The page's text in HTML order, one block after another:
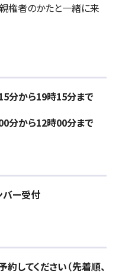
権者のかたと一緒に来
分から19時15分まで
分から12時00分まで
ー受付
してください（先着順、